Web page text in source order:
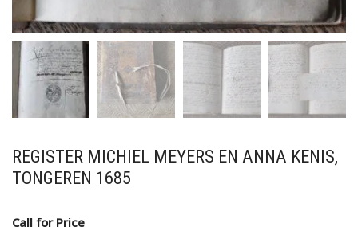
REGISTER MICHIEL MEYERS EN ANNA KENIS,
TONGEREN 1685
Call for Price